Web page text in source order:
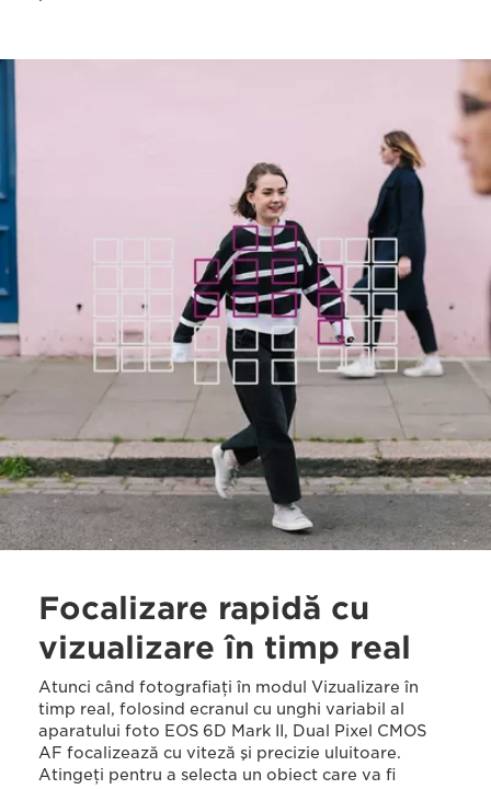
Focalizare rapidă cu
vizualizare în timp real
Atunci când fotografiaţi în modul Vizualizare în
timp real, folosind ecranul cu unghi variabil al
aparatului foto EOS 6D Mark II, Dual Pixel CMOS
AF focalizează cu viteză şi precizie uluitoare.
Atingeţi pentru a selecta un obiect care va fi